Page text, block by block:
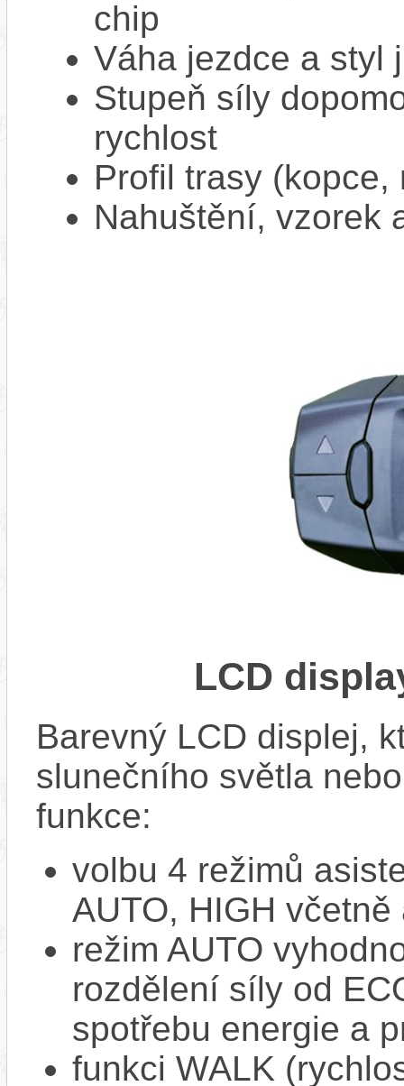
chip
Váha jezdce a styl
Stupeň síly
rychlost
Profil trasy
Nahuštění, vzorek
LCD
Barevný LCD displej,
slunečního světla
funkce:
volbu 4 režimů
AUTO, HIGH
režim AUTO
rozdělení síly od
spotřebu energie a
funkci WALK